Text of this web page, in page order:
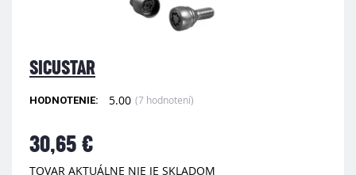
SICUSTAR
HODNOTENIE: 5.00 (7 hodnotení)
30,65 €
TOVAR AKTUÁLNE NIE JE SKLADOM